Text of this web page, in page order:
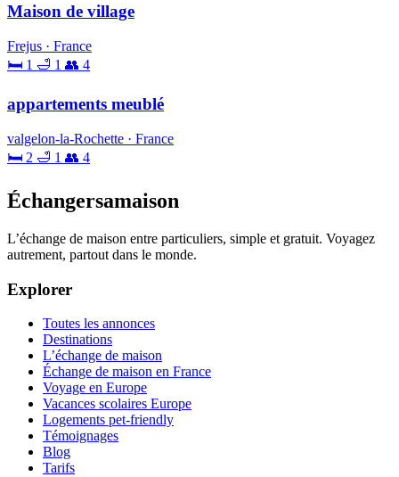
Maison de village
Frejus · France
🛏 1 🛁 1 👥 4
appartements meublé
valgelon-la-Rochette · France
🛏 2 🛁 1 👥 4
Échangersamaison
L’échange de maison entre particuliers, simple et gratuit. Voyagez
autrement, partout dans le monde.
Explorer
Toutes les annonces
Destinations
L’échange de maison
Échange de maison en France
Voyage en Europe
Vacances scolaires Europe
Logements pet-friendly
Témoignages
Blog
Tarifs